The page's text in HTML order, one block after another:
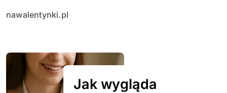
nawalentynki.pl
Jak wygląda